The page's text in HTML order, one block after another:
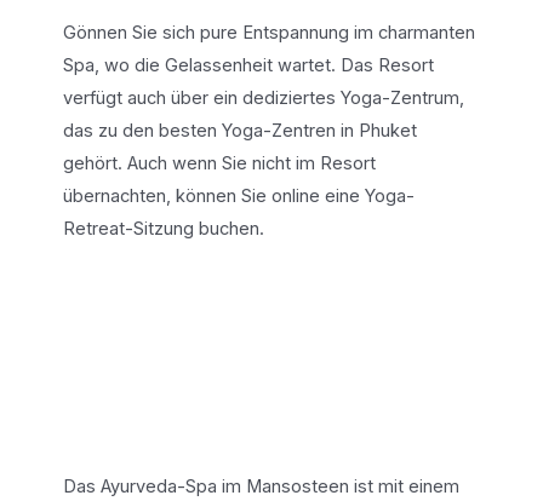
Gönnen Sie sich pure Entspannung im charmanten
Spa, wo die Gelassenheit wartet. Das Resort
verfügt auch über ein dediziertes Yoga-Zentrum,
das zu den besten Yoga-Zentren in Phuket
gehört. Auch wenn Sie nicht im Resort
übernachten, können Sie online eine Yoga-
Retreat-Sitzung buchen.
Das Ayurveda-Spa im Mansosteen ist mit einem